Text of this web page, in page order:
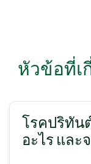
หัวข้อที่เ
โรคปริทัน
อะไร และ